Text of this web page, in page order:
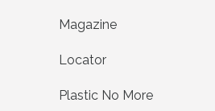
Magazine
Locator
Plastic No More